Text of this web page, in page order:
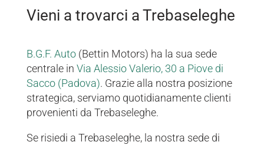
Vieni a trovarci a Trebaseleghe
B.G.F. Auto(Bettin Motors) ha la sua sede
centrale in Via Alessio Valerio, 30 a Piove di
Sacco (Padova). Grazie alla nostra posizione
strategica, serviamo quotidianamente clienti
provenienti da Trebaseleghe.
Se risiedi a Trebaseleghe, la nostra sede di